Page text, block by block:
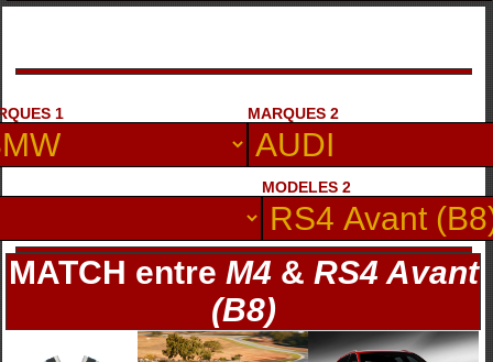
1 MARQUES 2
MODELES 2
MATCH entre M4 & RS4 Avant
(B8)